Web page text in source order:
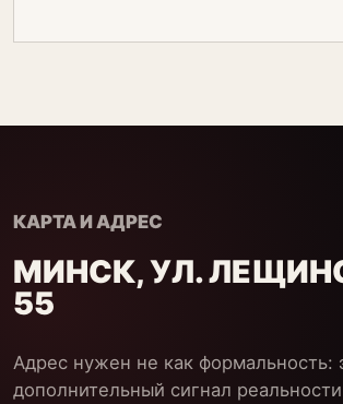
КАРТА И АДРЕС
МИНСК, УЛ.
55
Адрес нужен не как формальность:
дополнительный сигнал